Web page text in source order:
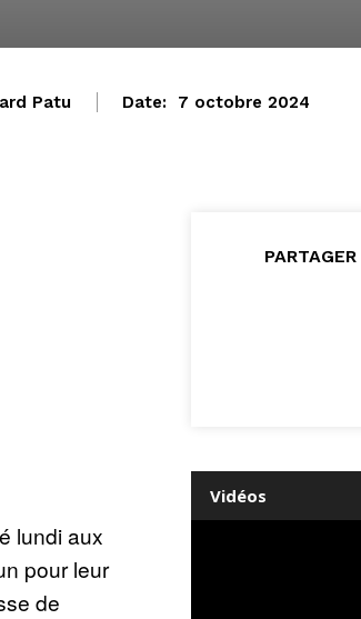
Patu Date: 7 octobre 2024
lundi aux
pour leur
de
Vidéos